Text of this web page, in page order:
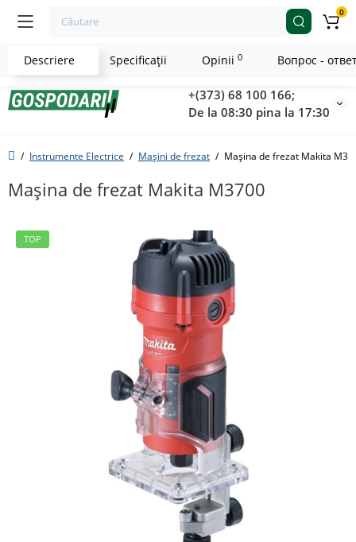
+(373) 68 100 166;
De la 08:30 pina la 17:30
0
Instrumente Electrice Mașini de frezat Maşina de frezat Makita
Maşina de frezat Makita M3700
TOP
Descriere Specificaţii Opinii 0 Вопрос -